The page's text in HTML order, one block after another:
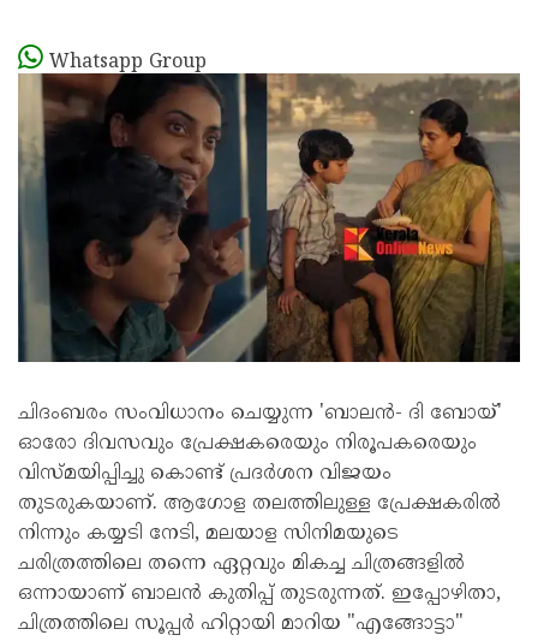
Whatsapp Group
ചിദംബരം സംവിധാനം ചെയ്യുന്ന 'ബാലൻ- ദി ബോയ്'
ഓരോ ദിവസവും പ്രേക്ഷകരെയും നിരൂപകരെയും
വിസ്മയിപ്പിച്ചു കൊണ്ട് പ്രദർശന വിജയം
തുടരുകയാണ്. ആഗോള തലത്തിലുള്ള പ്രേക്ഷകരിൽ
നിന്നും കയ്യടി നേടി, മലയാള സിനിമയുടെ
ചരിത്രത്തിലെ തന്നെ ഏറ്റവും മികച്ച ചിത്രങ്ങളിൽ
ഒന്നായാണ് ബാലൻ കുതിപ്പ് തുടരുന്നത്. ഇപ്പോഴിതാ,
ചിത്രത്തിലെ സൂപ്പർ ഹിറ്റായി മാറിയ "എങ്ങോട്ടാ"